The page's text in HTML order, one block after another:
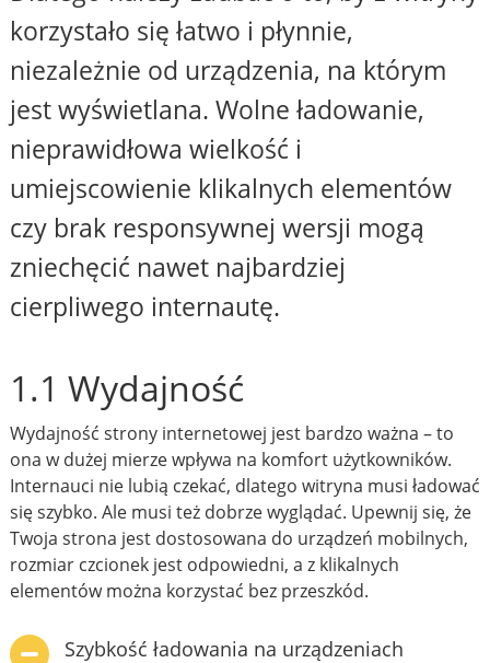
korzystało się łatwo i płynnie,
niezależnie od urządzenia, na którym
jest wyświetlana. Wolne ładowanie,
nieprawidłowa wielkość i
umiejscowienie klikalnych elementów
czy brak responsywnej wersji mogą
zniechęcić nawet najbardziej
cierpliwego internautę.
1.1 Wydajność
Wydajność strony internetowej jest bardzo ważna – to
ona w dużej mierze wpływa na komfort użytkowników.
Internauci nie lubią czekać, dlatego witryna musi ładować
się szybko. Ale musi też dobrze wyglądać. Upewnij się, że
Twoja strona jest dostosowana do urządzeń mobilnych,
rozmiar czcionek jest odpowiedni, a z klikalnych
elementów można korzystać bez przeszkód.
Szybkość ładowania na urządzeniach